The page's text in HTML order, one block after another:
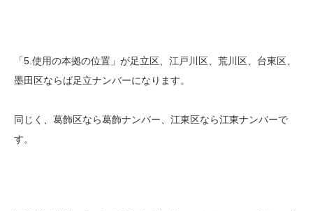
「5.使用の本拠の位置」が足立区、江戸川区、荒川区、台東区、
墨田区ならば足立ナンバーになります。
同じく、葛飾区なら葛飾ナンバー、江東区なら江東ナンバーで
す。